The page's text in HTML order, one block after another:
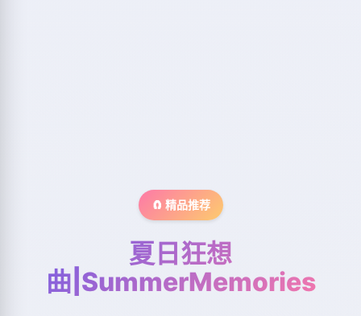
🧲 精品推荐
夏日狂想
曲|SummerMemories